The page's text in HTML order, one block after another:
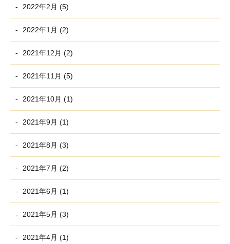
2022年2月 (5)
2022年1月 (2)
2021年12月 (2)
2021年11月 (5)
2021年10月 (1)
2021年9月 (1)
2021年8月 (3)
2021年7月 (2)
2021年6月 (1)
2021年5月 (3)
2021年4月 (1)